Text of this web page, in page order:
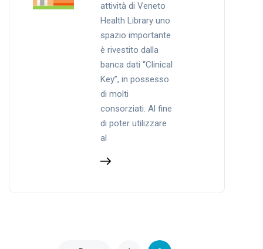
attività di Veneto
Health Library uno
spazio importante
è rivestito dalla
banca dati “Clinical
Key”, in possesso
di molti
consorziati. Al fine
di poter utilizzare
al